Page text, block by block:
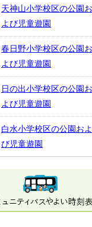
天神山小学校区の公園お
よび児童遊園
春日野小学校区の公園お
よび児童遊園
日の出小学校区の公園お
よび児童遊園
白水小学校区の公園およ
び児童遊園